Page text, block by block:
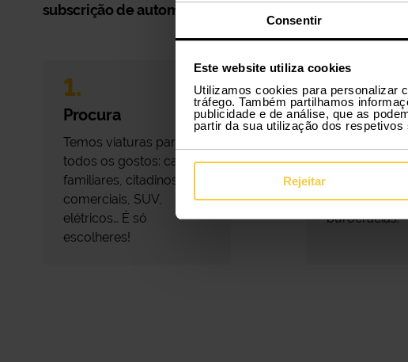
Consentir
Este website utiliza cookies
Utilizamos cookies para personalizar
tráfego. Também partilhamos
publicidade e de análise, que as
partir da sua utilização dos respetivos
Rejeitar
subscrição de automóveis
1.
Procura
Temos viaturas para
todos os gostos: carros
familiares, citadinos,
comerciais, SUV,
elétricos… É só
escolheres!
2.
Reserva
Faz a tua
totalmente
burocracias.